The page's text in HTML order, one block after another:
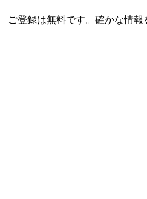
ご登録は無料です。確かな情報